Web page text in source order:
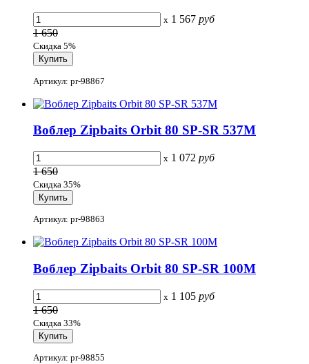
x 1 567 руб
1 650
Скидка 5%
Артикул: pr-98867
Воблер Zipbaits Orbit 80 SP-SR 537M
x 1 072 руб
1 650
Скидка 35%
Артикул: pr-98863
Воблер Zipbaits Orbit 80 SP-SR 100M
x 1 105 руб
1 650
Скидка 33%
Артикул: pr-98855